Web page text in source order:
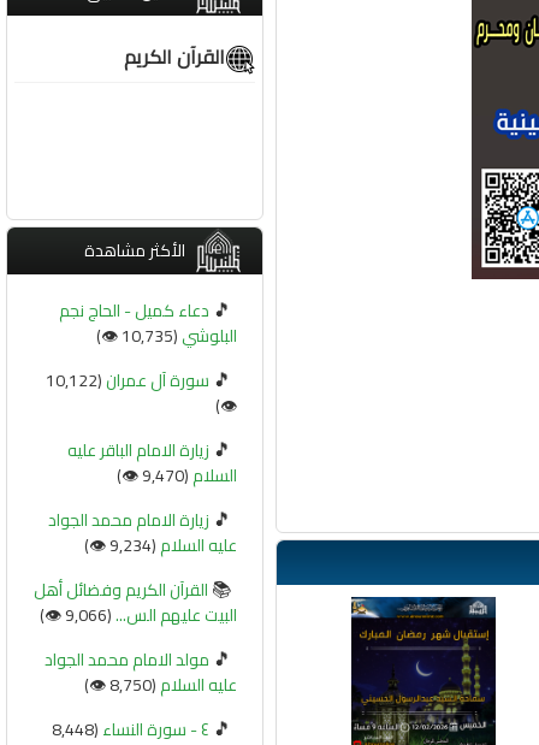
القرآن الكريم
الأكثر مشاهدة
🎵 دعاء كميل - الحاج نجم
البلوشي(10,735 👁️)
🎵 سورة آل عمران (10,122
👁️)
🎵 زيارة الامام الباقر عليه
السلام(9,470 👁️)
🎵 زيارة الامام محمد الجواد
عليه السلام(9,234 👁️)
📚القرآن الكريم وفضائل أهل
البيت عليهم الس...(9,066 👁️)
🎵 مولد الامام محمد الجواد
عليه السلام(8,750 👁️)
🎵 ٤ - سورة النساء
(8,448